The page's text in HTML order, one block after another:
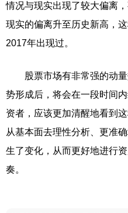
情况与现实出现了较大偏离
现实的偏离升至历史新高，
2017年出现过。
股票市场有非常强的动量
势形成后，将会在一段时间
资者，应该更加清醒地看到
从基本面去理性分析、更准
生了变化，从而更好地进行
奏。